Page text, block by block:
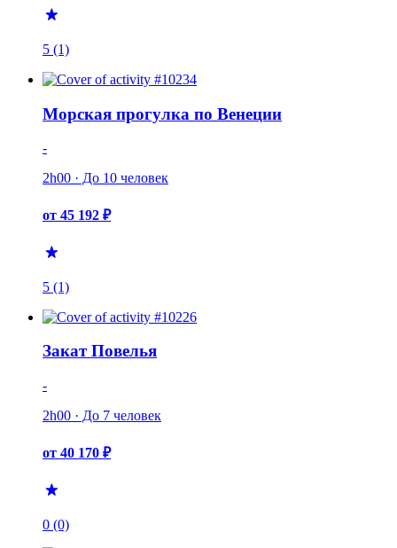
5 (1)
Морская прогулка по Венеции
-
2h00 · До 10 человек
от 45 192 ₽
5 (1)
Закат Повелья
-
2h00 · До 7 человек
от 40 170 ₽
0 (0)